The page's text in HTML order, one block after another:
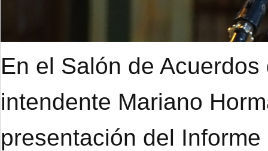
En el Salón de
intendente Mariano
presentación del